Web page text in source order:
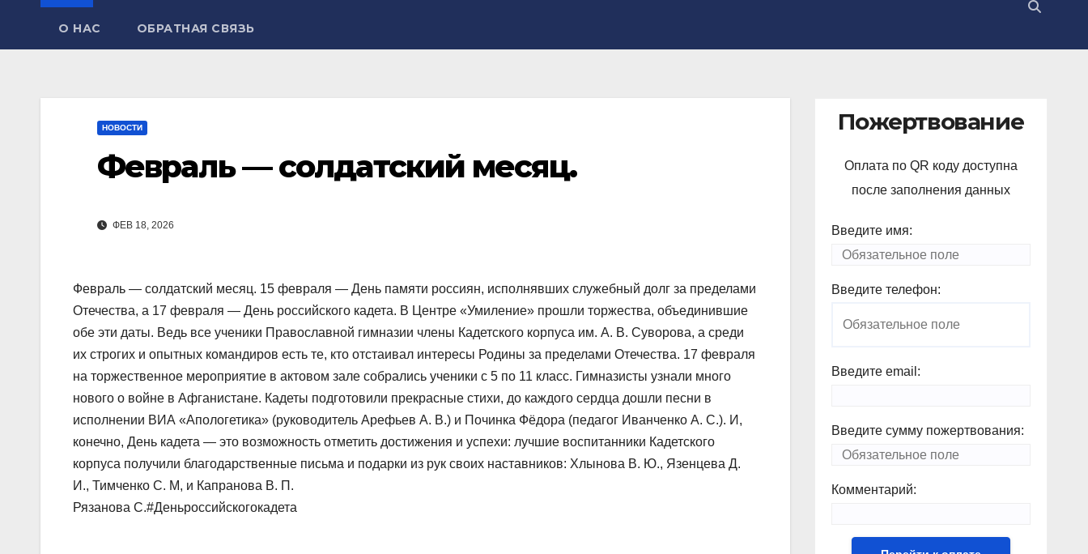
О НАС ОБРАТНАЯ СВЯЗЬ
НОВОСТИ
Февраль — солдатский месяц.
ФЕВ 18, 2026
Февраль — солдатский месяц. 15 февраля — День памяти россиян, исполнявших служебный долг за пределами
Отечества, а 17 февраля — День российского кадета. В Центре «Умиление» прошли торжества, объединившие
обе эти даты. Ведь все ученики Православной гимназии члены Кадетского корпуса им. А. В. Суворова, а среди
их строгих и опытных командиров есть те, кто отстаивал интересы Родины за пределами Отечества. 17 февраля
на торжественное мероприятие в актовом зале собрались ученики с 5 по 11 класс. Гимназисты узнали много
нового о войне в Афганистане. Кадеты подготовили прекрасные стихи, до каждого сердца дошли песни в
исполнении ВИА «Апологетика» (руководитель Арефьев А. В.) и Починка Фёдора (педагог Иванченко А. С.). И,
конечно, День кадета — это возможность отметить достижения и успехи: лучшие воспитанники Кадетского
корпуса получили благодарственные письма и подарки из рук своих наставников: Хлынова В. Ю., Язенцева Д.
И., Тимченко С. М, и Капранова В. П.
Рязанова С.#Деньроссийскогокадета
Пожертвование
Оплата по QR коду доступна
после заполнения данных
Введите имя:
Введите телефон:
Введите email:
Введите сумму пожертвования:
Комментарий: